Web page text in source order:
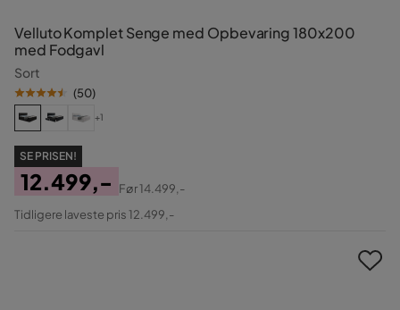
Velluto Komplet Senge med Opbevaring 180x200
med Fodgavl
Sort
(50)
+1
SE PRISEN!
Pris
12.499,-
Original
Før14.499,-
Tidligere laveste pris 12.499,-